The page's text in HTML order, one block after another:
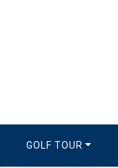
GOLF TOUR